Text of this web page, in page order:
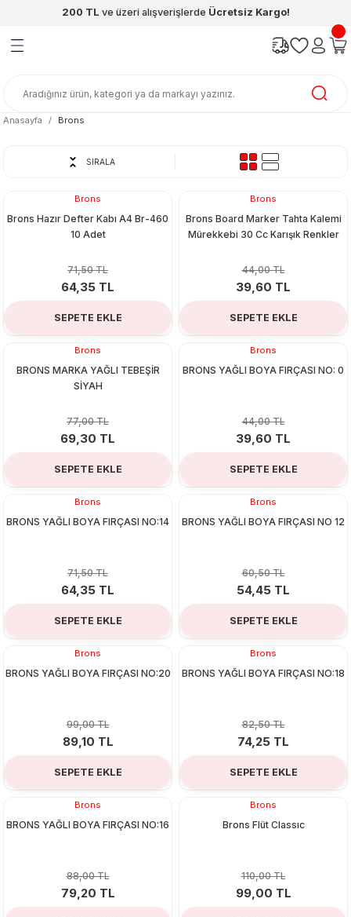
200 TL ve üzeri alışverişlerde Ücretsiz Kargo!
Geri Dön
Geri Dön
- Dolma Kalem - Pilot Kalemler
Geri Dön
Geri Dön
Geri Dön
Geri Dön
Anasayfa
Brons
SIRALA
Brons
Brons Hazır Defter Kabı A4 Br-460
10 Adet
71,50 TL
64,35 TL
SEPETE EKLE
Brons
Brons Board Marker Tahta Kalemi
Mürekkebi 30 Cc Karışık Renkler
44,00 TL
39,60 TL
SEPETE EKLE
Brons
BRONS MARKA YAĞLI TEBEŞİR
SİYAH
77,00 TL
69,30 TL
SEPETE EKLE
Brons
BRONS YAĞLI BOYA FIRÇASI NO: 0
44,00 TL
39,60 TL
SEPETE EKLE
Brons
BRONS YAĞLI BOYA FIRÇASI NO:14
71,50 TL
64,35 TL
SEPETE EKLE
Brons
BRONS YAĞLI BOYA FIRÇASI NO 12
60,50 TL
54,45 TL
SEPETE EKLE
Brons
BRONS YAĞLI BOYA FIRÇASI NO:20
99,00 TL
89,10 TL
SEPETE EKLE
Brons
BRONS YAĞLI BOYA FIRÇASI NO:18
82,50 TL
74,25 TL
SEPETE EKLE
Brons
BRONS YAĞLI BOYA FIRÇASI NO:16
88,00 TL
79,20 TL
Brons
Brons Flüt Classıc
110,00 TL
99,00 TL